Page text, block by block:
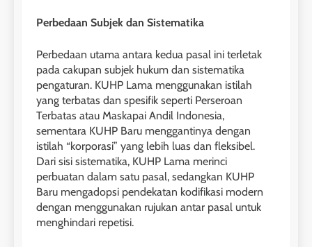
Perbedaan Subjek dan Sistematika
Perbedaan utama antara kedua pasal ini terletak
pada cakupan subjek hukum dan sistematika
pengaturan. KUHP Lama menggunakan istilah
yang terbatas dan spesifik seperti Perseroan
Terbatas atau Maskapai Andil Indonesia,
sementara KUHP Baru menggantinya dengan
istilah “korporasi” yang lebih luas dan fleksibel.
Dari sisi sistematika, KUHP Lama merinci
perbuatan dalam satu pasal, sedangkan KUHP
Baru mengadopsi pendekatan kodifikasi modern
dengan menggunakan rujukan antar pasal untuk
menghindari repetisi.